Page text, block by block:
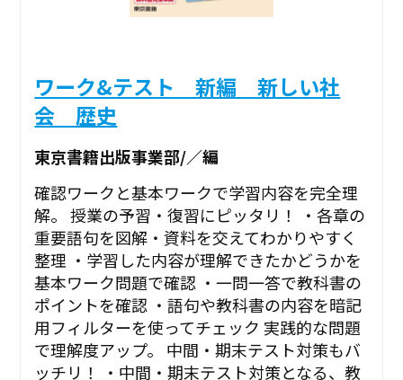
ワーク&テスト 新編 新しい社
会 歴史
東京書籍出版事業部/／編
確認ワークと基本ワークで学習内容を完全理
解。 授業の予習・復習にピッタリ！ ・各章の
重要語句を図解・資料を交えてわかりやすく
整理 ・学習した内容が理解できたかどうかを
基本ワーク問題で確認 ・一問一答で教科書の
ポイントを確認 ・語句や教科書の内容を暗記
用フィルターを使ってチェック 実践的な問題
で理解度アップ。 中間・期末テスト対策もバ
ッチリ！ ・中間・期末テスト対策となる、教